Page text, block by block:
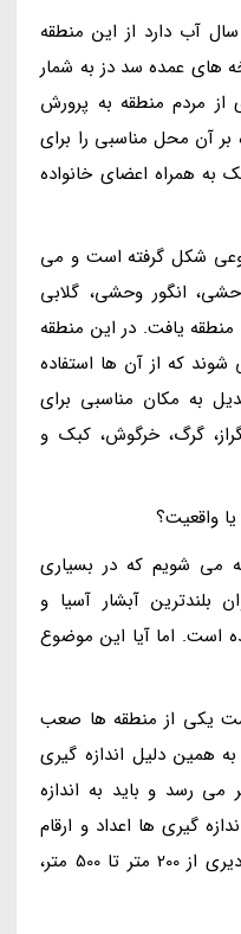
آب دارد از این منطقه
های عمده سد دز به شمار
از مردم منطقه به پرورش
آن محل مناسبی را برای
به همراه اعضای خانواده
شکل گرفته است و می
انگور وحشی، گلابی
یافت. در این منطقه
شوند که از آن ها استفاده
به مکان مناسبی برای
گرگ، خرگوش، کبک و
یا واقعیت؟
می شویم که در بسیاری
بلندترین آبشار آسیا و
است. اما آیا این موضوع
یکی از منطقه ها صعب
همین دلیل اندازه گیری
می رسد و باید به اندازه
گیری ها اعداد و ارقام
مختلفی را بیان می کنند و به مقادیری از 200 متر تا 500 متر،